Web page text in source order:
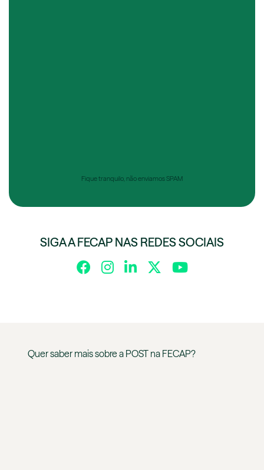
Fique tranquilo, não enviamos SPAM
SIGA A FECAP NAS REDES SOCIAIS
Quer saber mais sobre a POST na FECAP?